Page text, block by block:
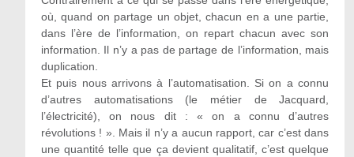
où, quand on partage un objet, chacun en a une partie,
dans l’ère de l’information, on repart chacun avec son
information. Il n’y a pas de partage de l’information, mais
duplication.
Et puis nous arrivons à l’automatisation. Si on a connu
d’autres automatisations (le métier de Jacquard,
l’électricité), on nous dit : « on a connu d’autres
révolutions ! ». Mais il n’y a aucun rapport, car c’est dans
une quantité telle que ça devient qualitatif, c’est quelque